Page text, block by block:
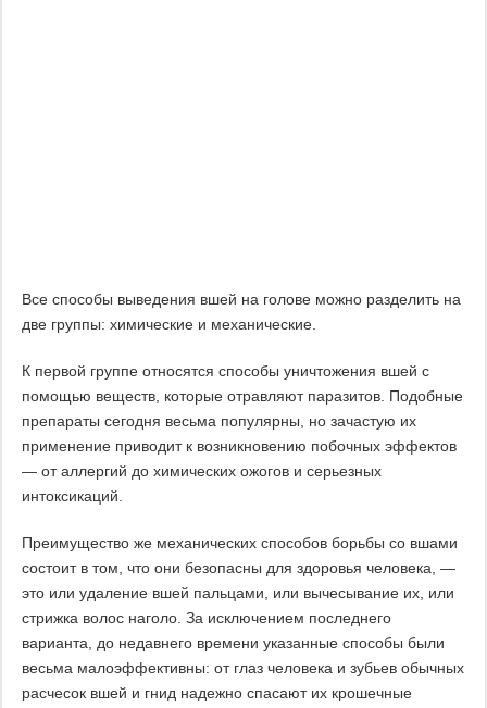
Все способы выведения вшей на голове можно разделить на
две группы: химические и механические.
К первой группе относятся способы уничтожения вшей с
помощью веществ, которые отравляют паразитов. Подобные
препараты сегодня весьма популярны, но зачастую их
применение приводит к возникновению побочных эффектов
— от аллергий до химических ожогов и серьезных
интоксикаций.
Преимущество же механических способов борьбы со вшами
состоит в том, что они безопасны для здоровья человека, —
это или удаление вшей пальцами, или вычесывание их, или
стрижка волос наголо. За исключением последнего
варианта, до недавнего времени указанные способы были
весьма малоэффективны: от глаз человека и зубьев обычных
расчесок вшей и гнид надежно спасают их крошечные